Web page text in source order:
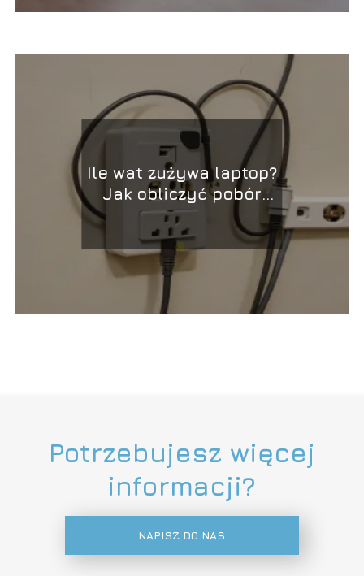
Ile wat zużywa laptop?
Jak obliczyć pobór
energii?
Potrzebujesz więcej
informacji?
NAPISZ DO NAS